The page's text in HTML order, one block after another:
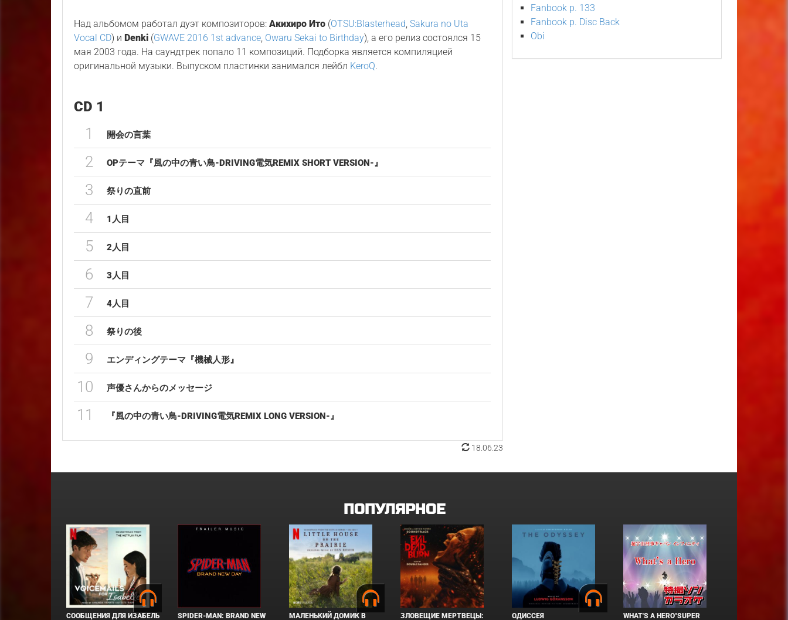
Над альбомом работал дуэт композиторов:Акихиро Ито (OTSU:Blasterhead,Sakura no Uta
Vocal CD) иDenki (GWAVE 2016 1st advance, Owaru Sekai to Birthday), а его релиз состоялся 15
мая 2003 года. На саундтрек попало 11 композиций. Подборка является компиляцией
оригинальной музыки. Выпуском пластинки занимался лейбл KeroQ.
CD 1
1 開会の言葉
2 OPテーマ『風の中の青い鳥-DRIVING電気REMIX SHORT VERSION-』
3 祭りの直前
4 1人目
5 2人目
6 3人目
7 4人目
8 祭りの後
9 エンディングテーマ『機械人形』
10 声優さんからのメッセージ
11 『風の中の青い鳥-DRIVING電気REMIX LONG VERSION-』
18.06.23
Fanbook p. 133
Fanbook p. Disc Back
Obi
ПОПУЛЯРНОЕ
СООБЩЕНИЯ ДЛЯ ИЗАБЕЛЬ
SPIDER-MAN: BRAND NEW
МАЛЕНЬКИЙ ДОМИК В
ЗЛОВЕЩИЕ МЕРТВЕЦЫ:
ОДИССЕЯ
WHAT'S A HERO"SUPER